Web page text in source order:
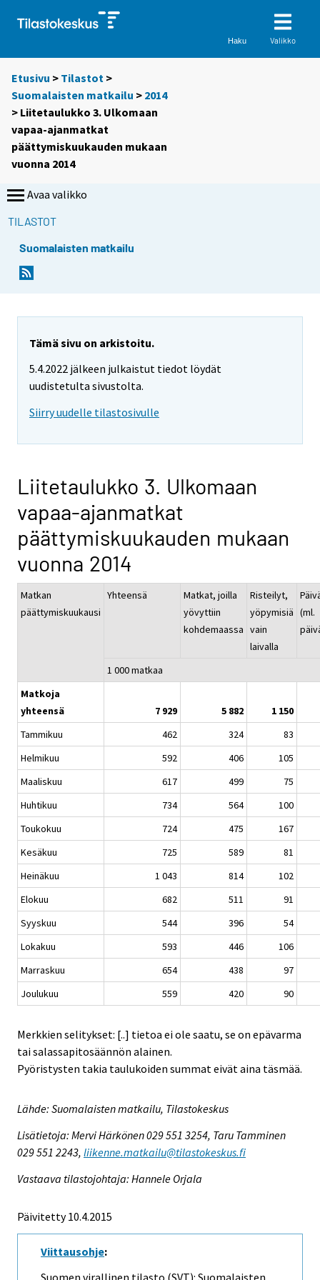
Haku Valikko
Etusivu > Tilastot >
Suomalaisten matkailu > 2014
> Liitetaulukko 3. Ulkomaan
vapaa-ajanmatkat
päättymiskuukauden mukaan
vuonna 2014
Avaa valikko
TILASTOT
Suomalaisten matkailu
Tämä sivu on arkistoitu.
5.4.2022 jälkeen julkaistut tiedot löydät
uudistetulta sivustolta.
Siirry uudelle tilastosivulle
Liitetaulukko 3. Ulkomaan
vapaa-ajanmatkat
päättymiskuukauden mukaan
vuonna 2014
Matkan
päättymiskuukausi
Yhteensä
Matkat, joilla
yövyttiin
kohdemaassa
Risteilyt,
yöpymisiä
vain
laivalla
(ml.
1 000 matkaa
Matkoja
yhteensä
7 929 5 882
1 150
Tammikuu
462 324
83
Helmikuu
592 406
105
Maaliskuu
617 499
75
Huhtikuu
734 564
100
Toukokuu
724 475
167
Kesäkuu
725 589
81
Heinäkuu
1 043 814
102
Elokuu
682 511
91
Syyskuu
544 396
54
Lokakuu
593 446
106
Marraskuu
654 438
97
Joulukuu
559 420 90
Merkkien selitykset: [..] tietoa ei ole saatu, se on epävarma
tai salassapitosäännön alainen.
Pyöristysten takia taulukoiden summat eivät aina täsmää.
Lähde: Suomalaisten matkailu, Tilastokeskus
Lisätietoja: Mervi Härkönen 029 551 3254, Taru Tamminen
029 551 2243, liikenne.matkailu@tilastokeskus.fi
Vastaava tilastojohtaja: Hannele Orjala
Päivitetty 10.4.2015
Viittausohje: